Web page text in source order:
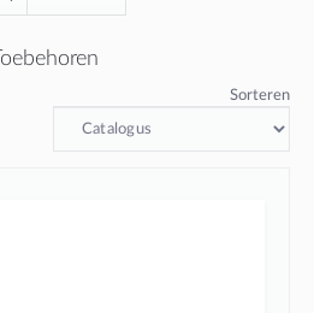
Toebehoren
Sorteren